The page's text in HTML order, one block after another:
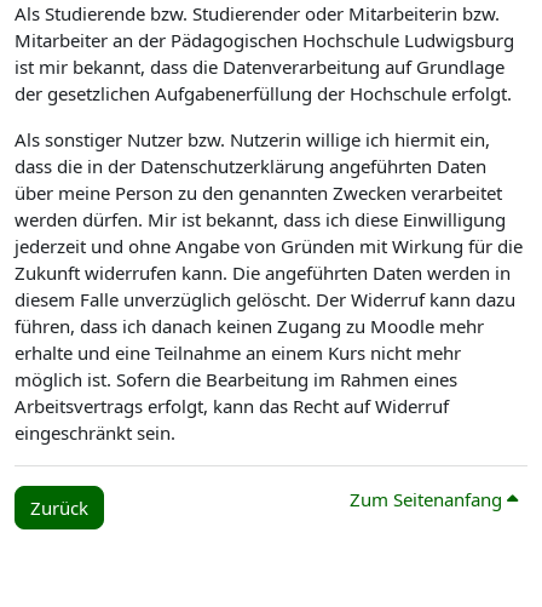
Als Studierende bzw. Studierender oder Mitarbeiterin bzw.
Mitarbeiter an der Pädagogischen Hochschule Ludwigsburg
ist mir bekannt, dass die Datenverarbeitung auf Grundlage
der gesetzlichen Aufgabenerfüllung der Hochschule erfolgt.
Als sonstiger Nutzer bzw. Nutzerin willige ich hiermit ein,
dass die in der Datenschutzerklärung angeführten Daten
über meine Person zu den genannten Zwecken verarbeitet
werden dürfen. Mir ist bekannt, dass ich diese Einwilligung
jederzeit und ohne Angabe von Gründen mit Wirkung für die
Zukunft widerrufen kann. Die angeführten Daten werden in
diesem Falle unverzüglich gelöscht. Der Widerruf kann dazu
führen, dass ich danach keinen Zugang zu Moodle mehr
erhalte und eine Teilnahme an einem Kurs nicht mehr
möglich ist. Sofern die Bearbeitung im Rahmen eines
Arbeitsvertrags erfolgt, kann das Recht auf Widerruf
eingeschränkt sein.
Zurück Zum Seitenanfang